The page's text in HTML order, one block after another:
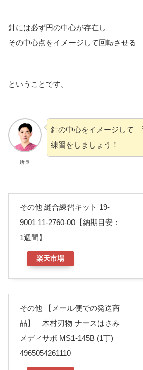
針には必ず円の中心が存在し
その中心点をイメージして回転させる
ということです。
所長
針の中心をイメージして
練習をしましょう！
その他 縫合練習キット 19-
9001 11-2760-00【納期目安：
1週間】
楽天市場
その他 【メール便での発送商
品】 木村刃物 ナースはさみ
メディサポ MS1-145B (1丁)
4965054261110